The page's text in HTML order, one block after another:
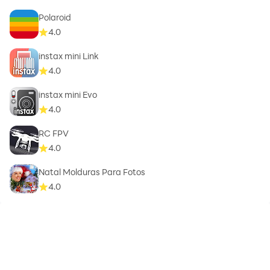
Polaroid
4.0
instax mini Link
4.0
instax mini Evo
4.0
RC FPV
4.0
Natal Molduras Para Fotos
4.0